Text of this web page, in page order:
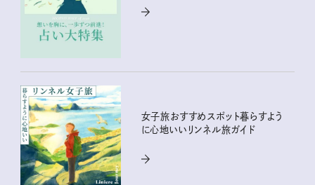
女子旅おすすめスポット暮らすよう
に心地いいリンネル旅ガイド